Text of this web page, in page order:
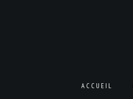
ACCUEIL